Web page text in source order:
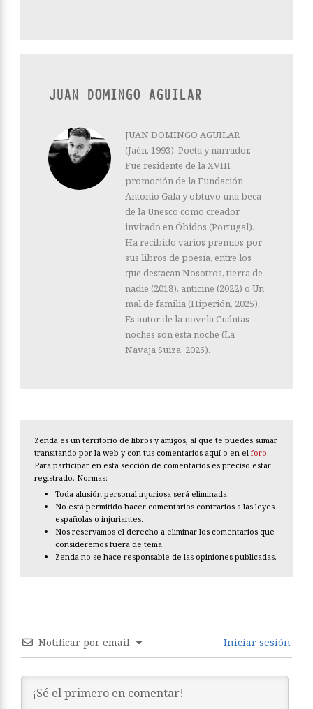
JUAN DOMINGO AGUILAR
JUAN DOMINGO AGUILAR
(Jaén, 1993). Poeta y narrador.
Fue residente de la XVIII
promoción de la Fundación
Antonio Gala y obtuvo una beca
de la Unesco como creador
invitado en Óbidos (Portugal).
Ha recibido varios premios por
sus libros de poesía, entre los
que destacan Nosotros, tierra de
nadie (2018), anticine (2022) o Un
mal de familia (Hiperión, 2025).
Es autor de la novela Cuántas
noches son esta noche (La
Navaja Suiza, 2025).
Zenda es un territorio de libros y amigos, al que te puedes sumar
transitando por la web y con tus comentarios aquí o en el foro.
Para participar en esta sección de comentarios es preciso estar
registrado. Normas:
Toda alusión personal injuriosa será eliminada.
No está permitido hacer comentarios contrarios a las leyes
españolas o injuriantes.
Nos reservamos el derecho a eliminar los comentarios que
consideremos fuera de tema.
Zenda no se hace responsable de las opiniones publicadas.
Notificar por email Iniciar sesión